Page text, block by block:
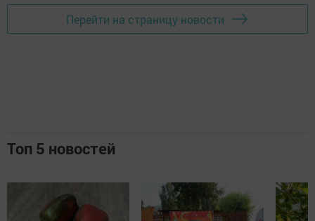
Перейти на страницу новости
Топ 5 новостей